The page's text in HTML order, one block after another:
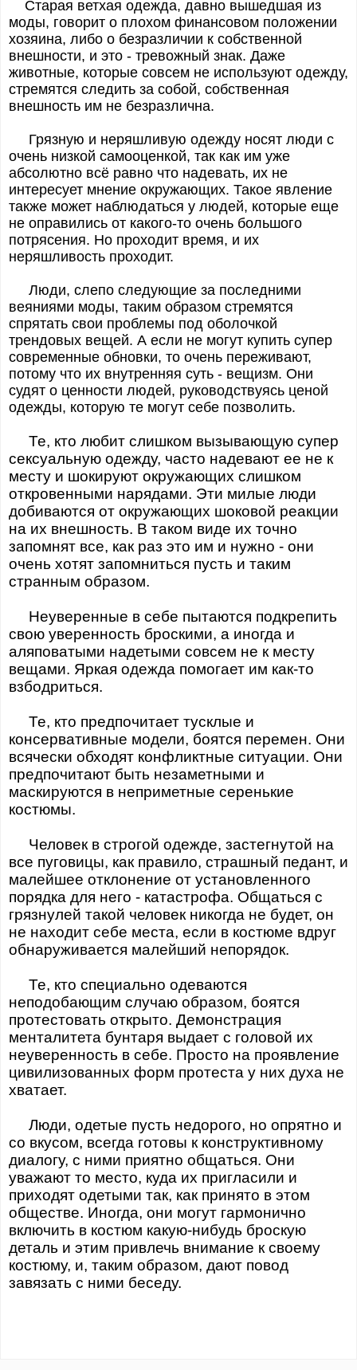
Старая ветхая одежда, давно вышедшая из
моды, говорит о плохом финансовом положении
хозяина, либо о безразличии к собственной
внешности, и это - тревожный знак. Даже
животные, которые совсем не используют одежду,
стремятся следить за собой, собственная
внешность им не безразлична.
Грязную и неряшливую одежду носят люди с
очень низкой самооценкой, так как им уже
абсолютно всё равно что надевать, их не
интересует мнение окружающих. Такое явление
также может наблюдаться у людей, которые еще
не оправились от какого-то очень большого
потрясения. Но проходит время, и их
неряшливость проходит.
Люди, слепо следующие за последними
веяниями моды, таким образом стремятся
спрятать свои проблемы под оболочкой
трендовых вещей. А если не могут купить супер
современные обновки, то очень переживают,
потому что их внутренняя суть - вещизм. Они
судят о ценности людей, руководствуясь ценой
одежды, которую те могут себе позволить.
Те, кто любит слишком вызывающую супер
сексуальную одежду, часто надевают ее не к
месту и шокируют окружающих слишком
откровенными нарядами. Эти милые люди
добиваются от окружающих шоковой реакции
на их внешность. В таком виде их точно
запомнят все, как раз это им и нужно - они
очень хотят запомниться пусть и таким
странным образом.
Неуверенные в себе пытаются подкрепить
свою уверенность броскими, а иногда и
аляповатыми надетыми совсем не к месту
вещами. Яркая одежда помогает им как-то
взбодриться.
Те, кто предпочитает тусклые и
консервативные модели, боятся перемен. Они
всячески обходят конфликтные ситуации. Они
предпочитают быть незаметными и
маскируются в неприметные серенькие
костюмы.
Человек в строгой одежде, застегнутой на
все пуговицы, как правило, страшный педант, и
малейшее отклонение от установленного
порядка для него - катастрофа. Общаться с
грязнулей такой человек никогда не будет, он
не находит себе места, если в костюме вдруг
обнаруживается малейший непорядок.
Те, кто специально одеваются
неподобающим случаю образом, боятся
протестовать открыто. Демонстрация
менталитета бунтаря выдает с головой их
неуверенность в себе. Просто на проявление
цивилизованных форм протеста у них духа не
хватает.
Люди, одетые пусть недорого, но опрятно и
со вкусом, всегда готовы к конструктивному
диалогу, с ними приятно общаться. Они
уважают то место, куда их пригласили и
приходят одетыми так, как принято в этом
обществе. Иногда, они могут гармонично
включить в костюм какую-нибудь броскую
деталь и этим привлечь внимание к своему
костюму, и, таким образом, дают повод
завязать с ними беседу.